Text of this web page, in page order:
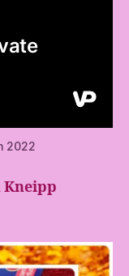
2022
Kneipp